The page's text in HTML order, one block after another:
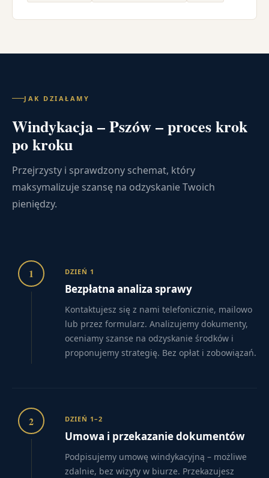
JAK DZIAŁAMY
Windykacja – Pszów – proces krok
po kroku
Przejrzysty i sprawdzony schemat, który
maksymalizuje szansę na odzyskanie Twoich
pieniędzy.
1 DZIEŃ 1
Bezpłatna analiza sprawy
Kontaktujesz się z nami telefonicznie, mailowo
lub przez formularz. Analizujemy dokumenty,
oceniamy szanse na odzyskanie środków i
proponujemy strategię. Bez opłat i zobowiązań.
2 DZIEŃ 1–2
Umowa i przekazanie dokumentów
Podpisujemy umowę windykacyjną – możliwe
zdalnie, bez wizyty w biurze. Przekazujesz